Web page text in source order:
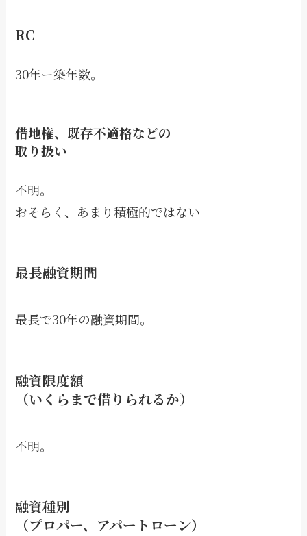
RC
30年ー築年数。
借地権、既存不適格などの
取り扱い
不明。
おそらく、あまり積極的ではない
最長融資期間
最長で30年の融資期間。
融資限度額
（いくらまで借りられるか）
不明。
融資種別
（プロパー、アパートローン）